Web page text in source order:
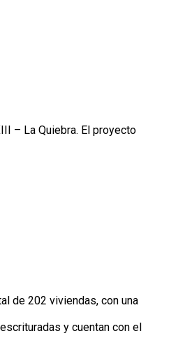
– La Quiebra. El proyecto
de 202 viviendas, con una
y cuentan con el